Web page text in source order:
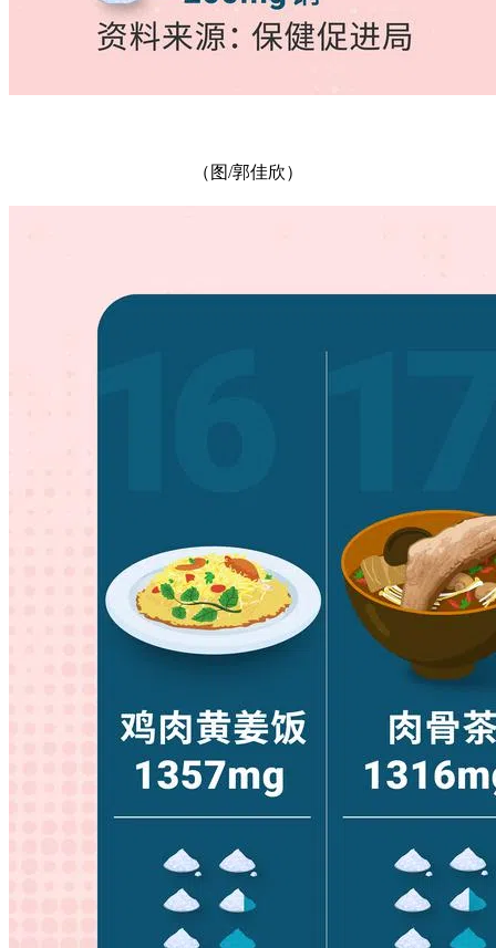
（图/郭佳欣）